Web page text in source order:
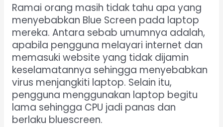
Ramai orang masih tidak tahu apa yang
menyebabkan Blue Screen pada laptop
mereka. Antara sebab umumnya adalah,
apabila pengguna melayari internet dan
memasuki website yang tidak dijamin
keselamatannya sehingga menyebabkan
virus menjangkiti laptop. Selain itu,
pengguna menggunakan laptop begitu
lama sehingga CPU jadi panas dan
berlaku bluescreen.